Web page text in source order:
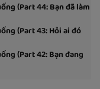
(Part 44: Bạn đã làm
(Part 43: Hỏi ai đó
(Part 42: Bạn đang